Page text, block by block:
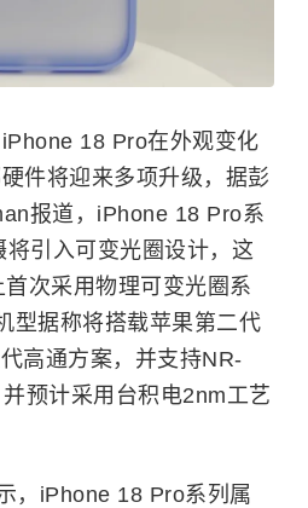
18 Pro在外观变化
件将迎来多项升级，据彭
报道，iPhone 18 Pro系
引入可变光圈设计，这
次采用物理可变光圈系
型据称将搭载苹果第二代
高通方案，并支持NR-
预计采用台积电2nm工艺
，iPhone 18 Pro系列属